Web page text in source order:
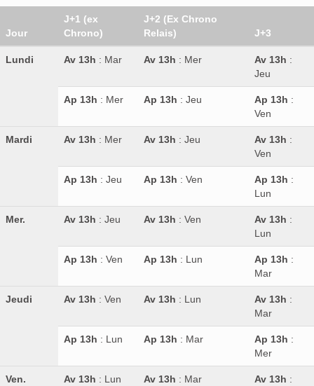
Jour
J+1 (ex
Chrono)
J+2 (Ex Chrono
Relais)
J+3
Lundi Av 13h : Mar Av 13h : Mer Av 13h :
Jeu
Ap 13h : Mer Ap 13h : Jeu Ap 13h :
Ven
Mardi Av 13h : Mer Av 13h : Jeu Av 13h :
Ven
Ap 13h : Jeu Ap 13h : Ven Ap 13h :
Lun
Mer. Av 13h : Jeu Av 13h : Ven Av 13h :
Lun
Ap 13h : Ven Ap 13h : Lun Ap 13h :
Mar
Jeudi Av 13h : Ven Av 13h : Lun Av 13h :
Mar
Ap 13h : Lun Ap 13h : Mar Ap 13h :
Mer
Ven. Av 13h : Lun Av 13h : Mar Av 13h :